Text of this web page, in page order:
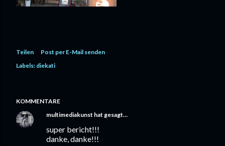
Teilen
Post per E-Mail senden
Labels: diekati
KOMMENTARE
multimediakunst hat gesagt…
super bericht!!!
danke, danke!!!